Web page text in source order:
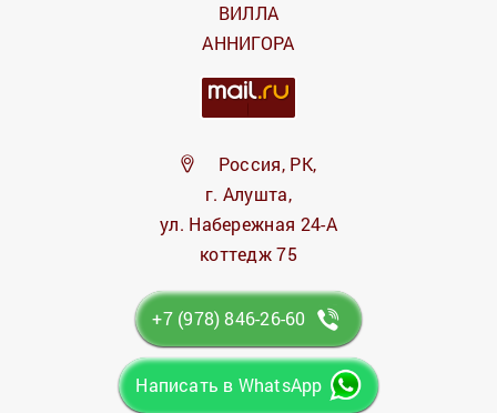
ВИЛЛА
АННИГОРА
Россия, РК,
г. Алушта,
ул. Набережная 24-А
коттедж 75
+7 (978) 846-26-60
Написать в WhatsApp